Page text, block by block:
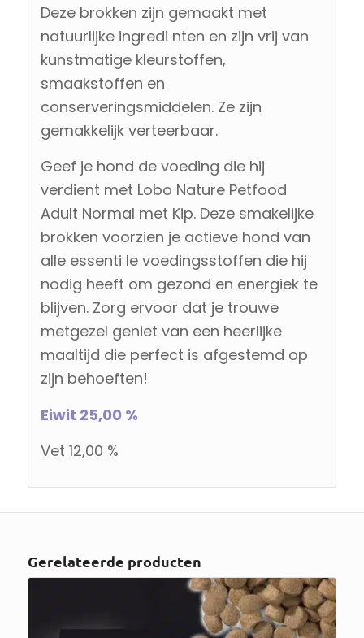
Deze brokken zijn gemaakt met
natuurlijke ingredi nten en zijn vrij van
kunstmatige kleurstoffen,
smaakstoffen en
conserveringsmiddelen. Ze zijn
gemakkelijk verteerbaar.
Geef je hond de voeding die hij
verdient met Lobo Nature Petfood
Adult Normal met Kip. Deze smakelijke
brokken voorzien je actieve hond van
alle essenti le voedingsstoffen die hij
nodig heeft om gezond en energiek te
blijven. Zorg ervoor dat je trouwe
metgezel geniet van een heerlijke
maaltijd die perfect is afgestemd op
zijn behoeften!
Eiwit 25,00 %
Vet 12,00 %
Gerelateerde producten